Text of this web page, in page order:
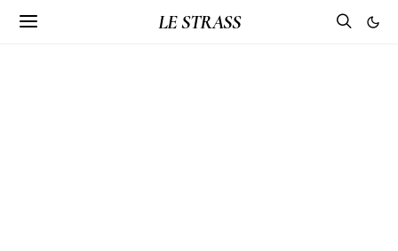
LE STRASS